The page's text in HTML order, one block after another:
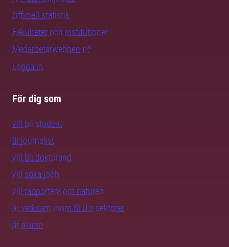
Officiell statistik
Fakulteter och institutioner
Medarbetarwebben
Logga in
För dig som
vill bli student
är journalist
vill bli doktorand
vill söka jobb
vill rapportera om naturen
är verksam inom SLU:s sektorer
är alumn